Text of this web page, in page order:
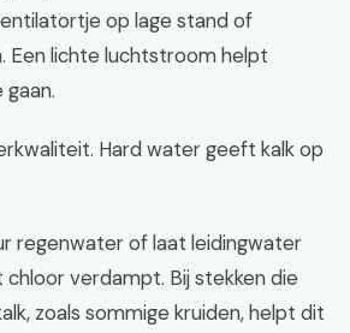
op lage stand of
Een lichte luchtstroom helpt
Hard water geeft kalk op
regenwater of laat leidingwater
verdampt. Bij stekken die
zoals sommige kruiden, helpt dit